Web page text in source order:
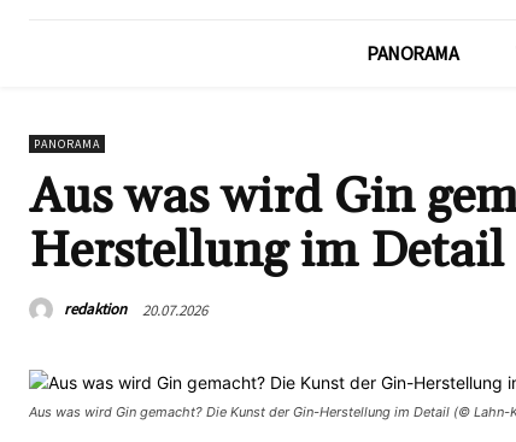
PANORAMA
PANORAMA
Aus was wird Gin
Herstellung im Detail
redaktion 20.07.2026
Aus was wird Gin gemacht? Die Kunst der Gin-Herstellung im Detail (© Lahn-